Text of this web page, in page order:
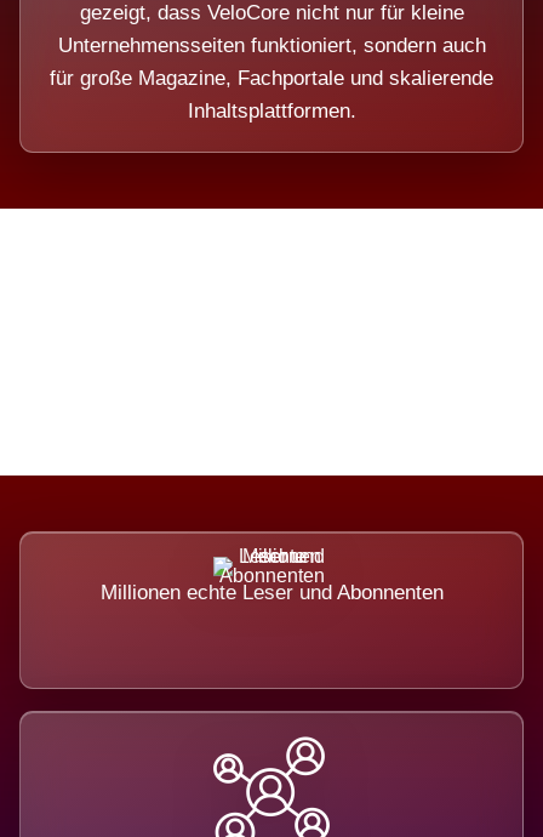
gezeigt, dass VeloCore nicht nur für kleine
Unternehmensseiten funktioniert, sondern auch
für große Magazine, Fachportale und skalierende
Inhaltsplattformen.
Millionen echte Leser und Abonnenten